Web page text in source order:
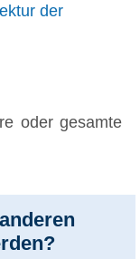
der
oder gesamte